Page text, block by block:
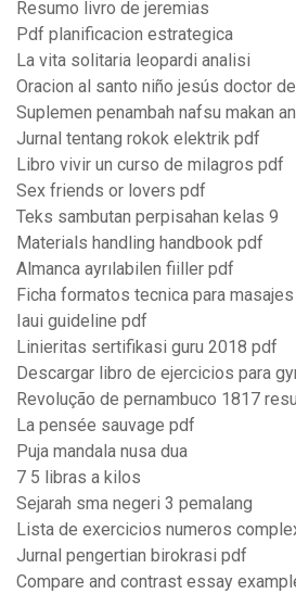
Resumo livro de jeremias
Pdf planificacion estrategica
La vita solitaria leopardi analisi
Oracion al santo niño jesús doctor
Suplemen penambah nafsu makan
Jurnal tentang rokok elektrik pdf
Libro vivir un curso de milagros pdf
Sex friends or lovers pdf
Teks sambutan perpisahan kelas 9
Materials handling handbook pdf
Almanca ayrılabilen fiiller pdf
Ficha formatos tecnica para masajes
Iaui guideline pdf
Linieritas sertifikasi guru 2018 pdf
Descargar libro de ejercicios para
Revolução de pernambuco 1817
La pensée sauvage pdf
Puja mandala nusa dua
7 5 libras a kilos
Sejarah sma negeri 3 pemalang
Lista de exercicios numeros
Jurnal pengertian birokrasi pdf
Compare and contrast essay